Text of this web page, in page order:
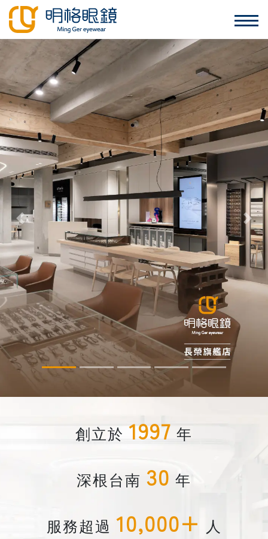
Previous Next
創立於 1997 年
深根台南 30 年
服務超過 10,000+ 人